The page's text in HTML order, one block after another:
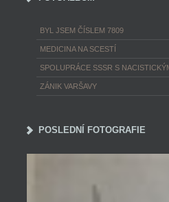
BYL JSEM ČÍSLEM 7809
MEDICINA NA SCESTÍ
SPOLUPRÁCE SSSR S
ZÁNIK VARŠAVY
POSLEDNÍ FOTOGRAFIE